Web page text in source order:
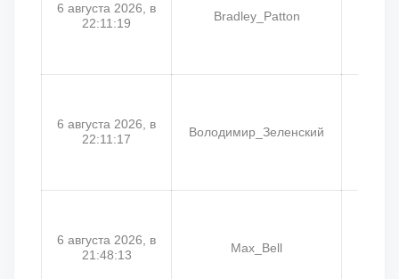
6 августа 2026, в
22:11:19
Bradley_Patton
6 августа 2026, в
22:11:17
Володимир_Зеленский
6 августа 2026, в
21:48:13
Max_Bell